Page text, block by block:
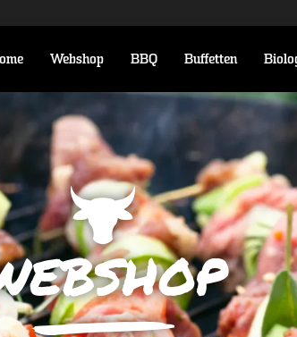
Webshop BBQ Buffetten